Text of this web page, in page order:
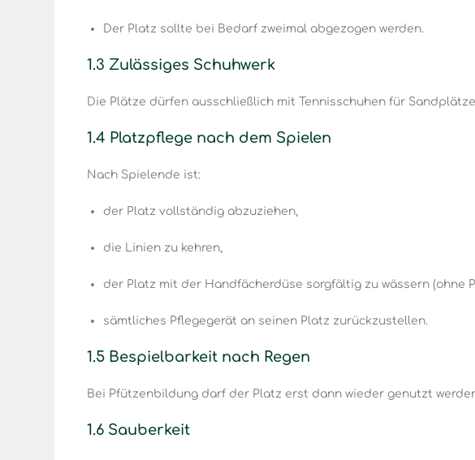
Der Platz sollte bei Bedarf zweimal abgezogen werden.
1.3 Zulässiges Schuhwerk
Die Plätze dürfen ausschließlich mit Tennisschuhen für
1.4 Platzpflege nach dem Spielen
Nach Spielende ist:
der Platz vollständig abzuziehen,
die Linien zu kehren,
der Platz mit der Handfächerdüse sorgfältig zu wässern (ohne
sämtliches Pflegegerät an seinen Platz zurückzustellen.
1.5 Bespielbarkeit nach Regen
Bei Pfützenbildung darf der Platz erst dann wieder genutzt
1.6 Sauberkeit